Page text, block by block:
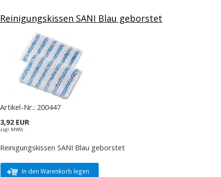
Reinigungskissen SANI Blau geborstet
Artikel-Nr.: 200447
3,92 EUR
zzgl. MWSt.
Reinigungskissen SANI Blau geborstet
In den Warenkorb legen